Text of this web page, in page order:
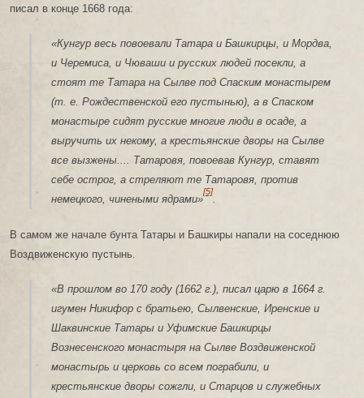
писал в конце 1668 года:
«Кунгур весь повоевали Татара и Башкирцы, и Мордва,
и Черемиса, и Чюваши и русских людей посекли, а
стоят те Татара на Сылве под Спаским монастырем
(т. е. Рождественской его пустынью), а в Спаском
монастыре сидят русские многие люди в осаде, а
выручить их некому, а крестьянские дворы на Сылве
все вызжены.... Татаровя, повоевав Кунгур, ставят
себе острог, а стреляют те Татаровя, против
немецкого, чинеными ядрами»
[5]
.
В самом же начале бунта Татары и Башкиры напали на соседнюю
Воздвиженскую пустынь.
«В прошлом во 170 году (1662 г.), писал царю в 1664 г.
игумен Никифор с братьею, Сылвенские, Иренские и
Шаквинские Татары и Уфимские Башкирцы
Вознесенского монастыря на Сылве Воздвиженской
монастырь и церковь со всем пограбили, и
крестьянские дворы сожгли, и Старцов и служебных